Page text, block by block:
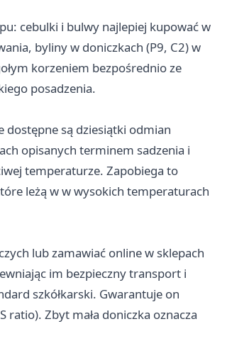
cebulki i bulwy najlepiej kupować w
byliny w doniczkach (P9, C2) w
korzeniem bezpośrednio ze
posadzenia.
dostępne są dziesiątki odmian
opisanych terminem sadzenia i
temperaturze. Zapobiega to
leżą w w wysokich temperaturach
lub zamawiać online w sklepach
im bezpieczny transport i
szkółkarski. Gwarantuje on
Zbyt mała doniczka oznacza